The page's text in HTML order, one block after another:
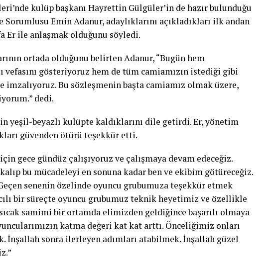
kulüp başkanı Hayrettin Gülgüler’in de hazır bulunduğu
Emin Adanur, adaylıklarını açıkladıkları ilk andan
Er ile anlaşmak olduğunu söyledi.
ortada olduğunu belirten Adanur, “Bugün hem
vefasını gösteriyoruz hem de tüm camiamızın istediği gibi
imzalıyoruz. Bu sözleşmenin başta camiamız olmak üzere,
dedi.
yeşil-beyazlı kulüpte kaldıklarını dile getirdi. Er, yönetim
güvenden ötürü teşekkür etti.
gece gündüz çalışıyoruz ve çalışmaya devam edeceğiz.
bu mücadeleyi en sonuna kadar ben ve ekibim götüreceğiz.
senenin özelinde oyuncu grubumuza teşekkür etmek
bir süreçte oyuncu grubumuz teknik heyetimiz ve özellikle
samimi bir ortamda elimizden geldiğince başarılı olmaya
katma değeri kat kat arttı. Önceliğimiz onları
İnşallah sonra ilerleyen adımları atabilmek. İnşallah güzel